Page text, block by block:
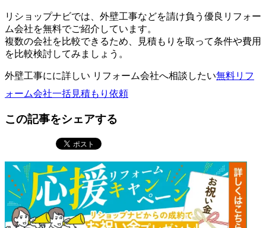
リショップナビでは、外壁工事などを請け負う優良リフォー
ム会社を無料でご紹介しています。
複数の会社を比較できるため、見積もりを取って条件や費用
を比較検討してみましょう。
外壁工事にに詳しい リフォーム会社へ相談したい無料リフ
ォーム会社一括見積もり依頼
この記事をシェアする